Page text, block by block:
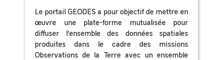
Le portail GEODES a pour objectif de mettre en
œuvre une plate-forme mutualisée pour
diffuser l’ensemble des données spatiales
produites dans le cadre des missions
Observations de la Terre avec un ensemble